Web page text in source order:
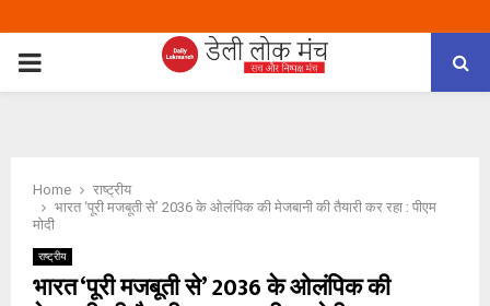
PRIMARY
Home
राष्ट्रीय
भारत ‘पूरी मजबूती से’ 2036 के ओलंपिक की मेजबानी की तैयारी कर रहा : पीएम
मोदी
राष्ट्रीय
भारत ‘पूरी मजबूती से’ 2036 के ओलंपिक की